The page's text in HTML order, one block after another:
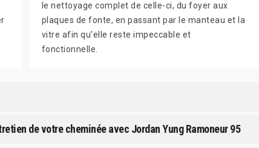
le nettoyage complet de celle-ci, du foyer aux
plaques de fonte, en passant par le manteau et la
vitre afin qu’elle reste impeccable et
fonctionnelle.
de votre cheminée avec Jordan Yung Ramoneur 95